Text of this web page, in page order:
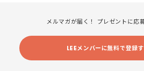
メルマガが届く！ プレゼントに応
LEEメンバーに無料で登録